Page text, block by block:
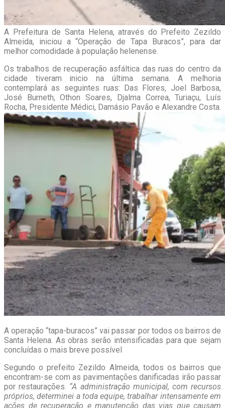
A Prefeitura de Santa Helena, através do Prefeito Zezildo
Almeida, iniciou a “Operação de Tapa Buracos”, para dar
melhor comodidade à população helenense.
Os trabalhos de recuperação asfáltica das ruas do centro da
cidade tiveram inicio na última semana. A melhoria
contemplará as seguintes ruas: Das Flores, Joel Barbosa,
José Burneth, Othon Soares, Djalma Correa, Turiaçu, Luís
Rocha, Presidente Médici, Damásio Pavão e Alexandre Costa.
A operação “tapa-buracos” vai passar por todos os bairros de
Santa Helena. As obras serão intensificadas para que sejam
concluídas o mais breve possível
Segundo o prefeito Zezildo Almeida, todos os bairros que
encontram-se com as pavimentações danificadas irão passar
por restaurações. “A administração municipal, com recursos
próprios, determinei a toda equipe, trabalhar intensamente em
ações de recuperação e manutenção das vias que causam